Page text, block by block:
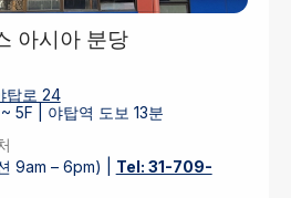
아시아 분당
탑로 24
5F | 야탑역 도보 13분
9am – 6pm) | Tel: 31-709-